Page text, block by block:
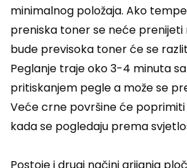
minimalnog položaja. Ako
preniska toner se neće prenijeti
bude previsoka toner će se
Peglanje traje oko 3-4 minuta
pritiskanjem pegle a može se
Veće crne površine će
kada se pogledaju prema
Postoje i drugi načini grijanja